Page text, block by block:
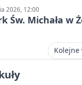
2026, 12:00
Św. Michała w
Kolejne